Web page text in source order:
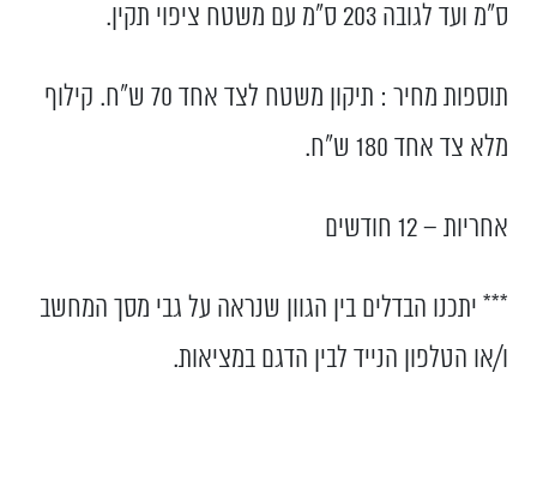
ס”מ ועד לגובה 203 ס”מ עם משטח ציפוי תקין.
תוספות מחיר : תיקון משטח לצד אחד 70 ש"ח. קילוף
מלא צד אחד 180 ש"ח.
אחריות – 12 חודשים
*** יתכנו הבדלים בין הגוון שנראה על גבי מסך המחשב
ו/או הטלפון הנייד לבין הדגם במציאות.